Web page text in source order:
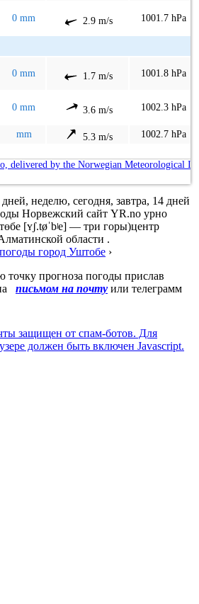
0 mm 2.9 m/s 1001.7 hPa
0 mm 1.7 m/s 1001.8 hPa
0 mm 3.6 m/s 1002.3 hPa
mm 5.3 m/s 1002.7 hPa
delivered by the Norwegian Meteorological
неделю, сегодня, завтра, 14 дней
Норвежский сайт YR.no урно
[ʏʃ.tøˈbʲe] — три горы)центр
области .
город Уштобе ›
прогноза погоды прислав
письмом на почту или телеграмм
защищен от спам-ботов. Для
должен быть включен Javascript.